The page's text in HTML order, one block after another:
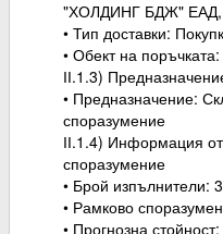
"ХОЛДИНГ БДЖ" ЕАД,
• Тип доставки:
• Обект на поръчката:
ІІ.1.3)
• Предназначение:
споразумение
ІІ.1.4) Информация
споразумение
• Брой изпълнители: 3
• Рамково
• Прогнозна стойност: